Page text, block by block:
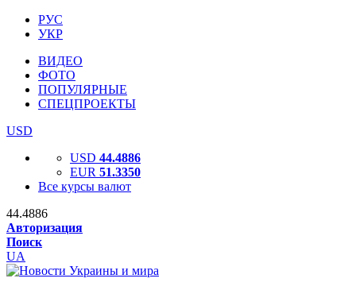
РУС
УКР
ВИДЕО
ФОТО
ПОПУЛЯРНЫЕ
СПЕЦПРОЕКТЫ
USD
USD 44.4886
EUR 51.3350
Все курсы валют
44.4886
Авторизация
Поиск
UA